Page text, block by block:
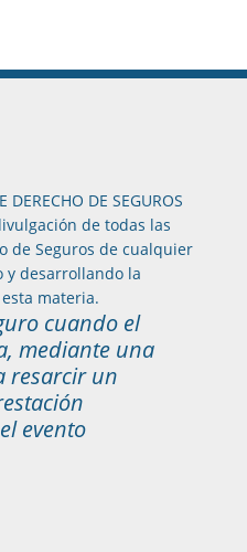
DERECHO DE SEGUROS
de todas las
de Seguros de cualquier
y desarrollando la
materia.
cuando el
mediante una
resarcir un
evento